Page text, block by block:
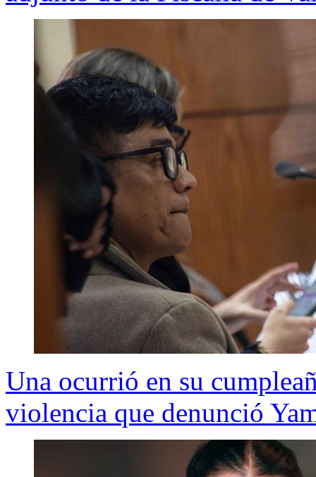
Una ocurrió en su
violencia que denunció